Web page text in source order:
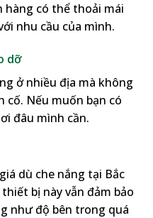
hàng có thể thoải mái
nhu cầu của mình.
dỡ
ở nhiều địa mà không
cố. Nếu muốn bạn có
đâu mình cần.
dù che nắng tại Bắc
bị này vẫn đảm bảo
như độ bên trong quá